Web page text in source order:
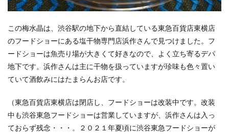
この梅水晶は、渋谷駅の地下から直結している東急百貨店東横店
のフードショーにある塩干物専門店浜作さんで見つけました。フ
ードショーは魚売り場が大きくて好きなので、よく立ち寄るデパ
地下です。浜作さんは主に干物を扱っていますが珍味も色々置い
ていて酒飲みにはたまらんお店です。
（東急百貨店東横店は閉店し、フードショーは改装中です。改装
中も渋谷東急フードショーは営業していますが、浜作さんは入っ
ておらず残念・・・。２０２１年夏頃に渋谷東急フードショーが